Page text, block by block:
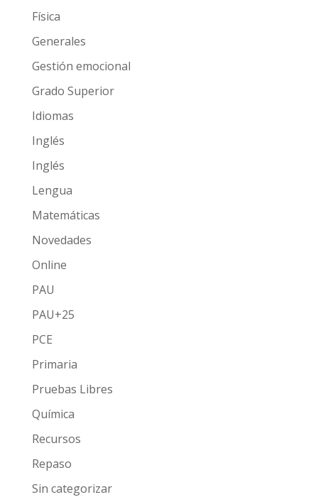
Física
Generales
Gestión emocional
Grado Superior
Idiomas
Inglés
Inglés
Lengua
Matemáticas
Novedades
Online
PAU
PAU+25
PCE
Primaria
Pruebas Libres
Química
Recursos
Repaso
Sin categorizar